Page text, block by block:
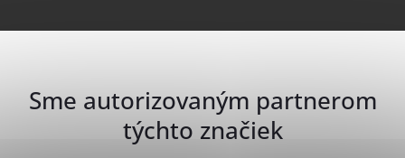
Sme autorizovaným partnerom
týchto značiek